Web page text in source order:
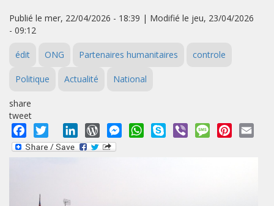
Publié le mer, 22/04/2026 - 18:39 | Modifié le jeu, 23/04/2026
- 09:12
édit ONG Partenaires humanitaires controle
Politique Actualité National
share
tweet
Facebook
Twitter LinkedInWordPressMessengerWhatsApp
Skype Viber MessagePinterest